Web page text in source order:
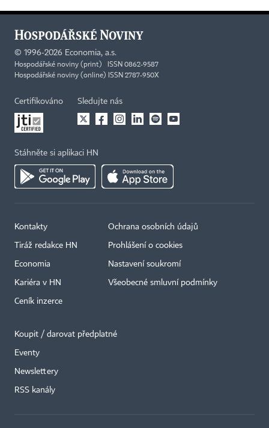
© 1996-2026 Economia, a.s.
Hospodářské noviny (print) ISSN 0862-9587
Hospodářské noviny (online) ISSN 2787-950X
Certifikováno Sledujte nás
Stáhněte si aplikaci HN
Kontakty
Tiráž redakce HN
Economia
Kariéra v HN
Ceník inzerce
Ochrana osobních údajů
Prohlášení o cookies
Nastavení soukromí
Všeobecné smluvní podmínky
Koupit / darovat předplatné
Eventy
Newslettery
RSS kanály